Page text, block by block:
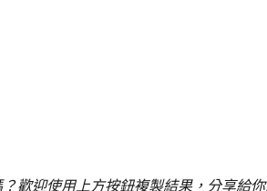
歡迎使用上方按鈕複製結果，分享給